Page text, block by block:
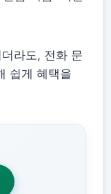
라도, 전화 문
쉽게 혜택을